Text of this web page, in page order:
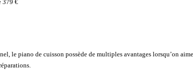
379 €
le piano de cuisson possède de multiples avantages lorsqu’on